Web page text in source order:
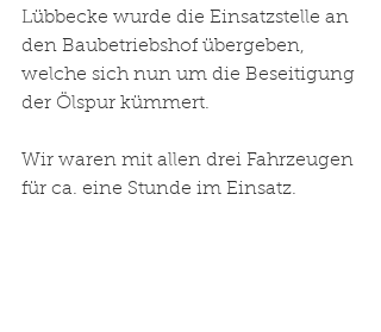
Lübbecke wurde die Einsatzstelle an
den Baubetriebshof übergeben,
welche sich nun um die Beseitigung
der Ölspur kümmert.
Wir waren mit allen drei Fahrzeugen
für ca. eine Stunde im Einsatz.